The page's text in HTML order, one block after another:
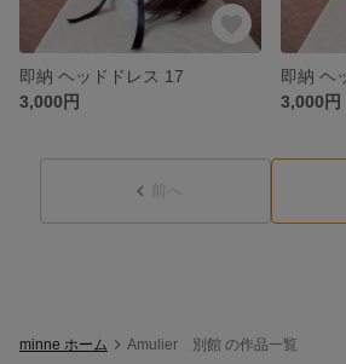
即納 ヘッドドレス 17
3,000円
即納 ヘ
3,000円
前へ
minne ホーム Amulier 別館 の作品一覧